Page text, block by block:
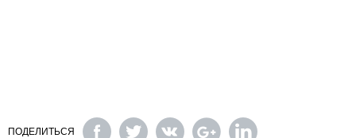
ПОДЕЛИТЬСЯ